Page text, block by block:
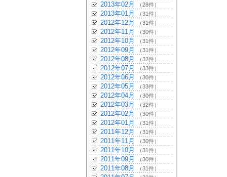
2013年02月 （28件）
2013年01月 （31件）
2012年12月 （31件）
2012年11月 （30件）
2012年10月 （31件）
2012年09月 （31件）
2012年08月 （32件）
2012年07月 （33件）
2012年06月 （30件）
2012年05月 （33件）
2012年04月 （30件）
2012年03月 （32件）
2012年02月 （30件）
2012年01月 （31件）
2011年12月 （31件）
2011年11月 （30件）
2011年10月 （31件）
2011年09月 （30件）
2011年08月 （31件）